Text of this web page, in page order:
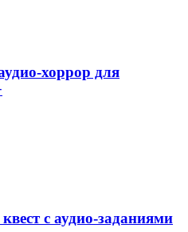
хоррор для
с аудио-заданиями